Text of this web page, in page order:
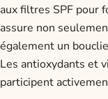
aux filtres SPF pour
assure non
également un
Les antioxydants et
participent